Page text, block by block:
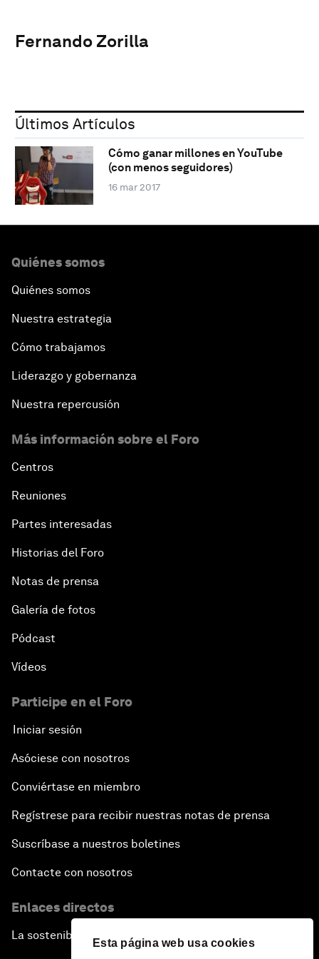
Esta página web usa cookies
Fernando Zorilla
Últimos Artículos
Cómo ganar millones en YouTube
(con menos seguidores)
16 mar 2017
Quiénes somos
Quiénes somos
Nuestra estrategia
Cómo trabajamos
Liderazgo y gobernanza
Nuestra repercusión
Más información sobre el Foro
Centros
Reuniones
Partes interesadas
Historias del Foro
Notas de prensa
Galería de fotos
Pódcast
Vídeos
Participe en el Foro
Iniciar sesión
Asóciese con nosotros
Conviértase en miembro
Regístrese para recibir nuestras notas de prensa
Suscríbase a nuestros boletines
Contacte con nosotros
Enlaces directos
La sostenibilidad en el Foro